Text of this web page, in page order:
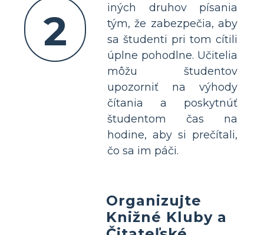
2
iných druhov písania
tým, že zabezpečia, aby
sa študenti pri tom cítili
úplne pohodlne. Učitelia
môžu študentov
upozorniť na výhody
čítania a poskytnúť
študentom čas na
hodine, aby si prečítali,
čo sa im páči.
Organizujte
Knižné Kluby a